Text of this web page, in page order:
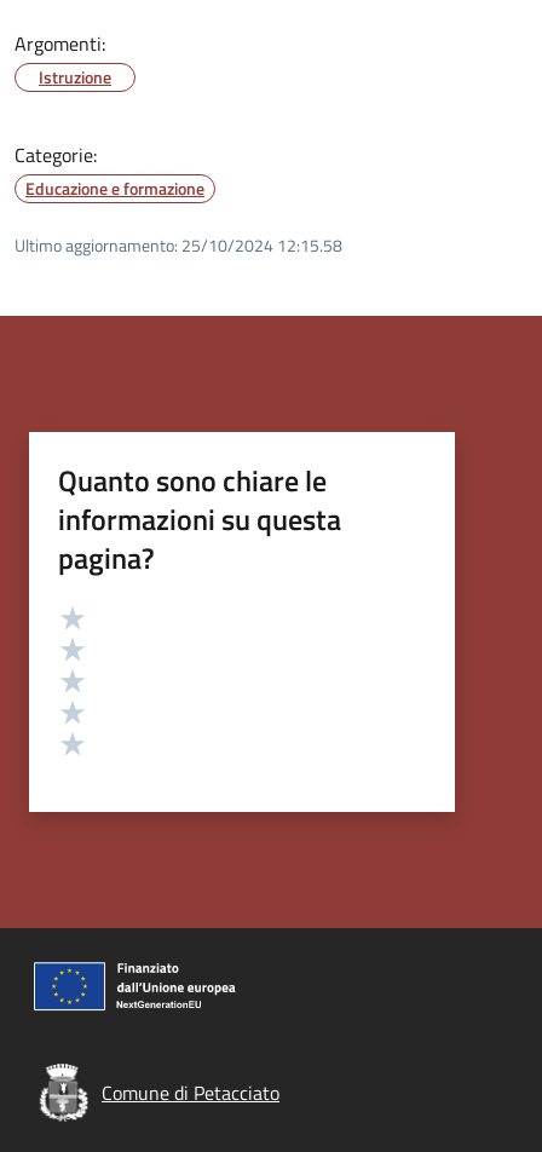
Argomenti:
Istruzione
Categorie:
Educazione e formazione
Ultimo aggiornamento: 25/10/2024 12:15.58
Quanto sono chiare le
informazioni su questa
pagina?
Valutazione
Comune di Petacciato